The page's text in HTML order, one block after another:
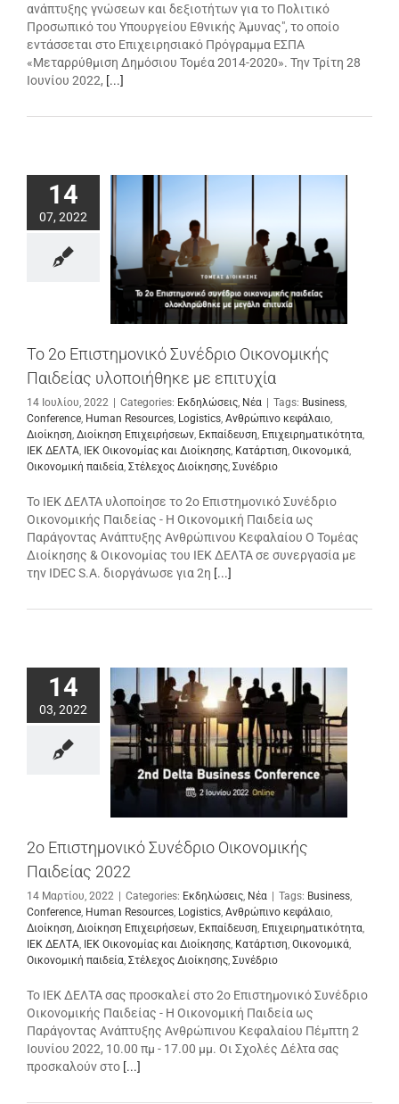
ανάπτυξης γνώσεων και δεξιοτήτων για το Πολιτικό
Προσωπικό του Υπουργείου Εθνικής Άμυνας", το οποίο
εντάσσεται στο Επιχειρησιακό Πρόγραμμα ΕΣΠΑ
«Μεταρρύθμιση Δημόσιου Τομέα 2014-2020». Την Τρίτη 28
Ιουνίου 2022, [...]
14
07, 2022
Το 2ο Επιστημονικό Συνέδριο Οικονομικής
Παιδείας υλοποιήθηκε με επιτυχία
14 Ιουλίου, 2022 Categories: Εκδηλώσεις, Νέα Tags: Business,
Conference, Human Resources, Logistics, Ανθρώπινο κεφάλαιο,
Διοίκηση, Διοίκηση Επιχειρήσεων, Εκπαίδευση, Επιχειρηματικότητα,
ΙΕΚ ΔΕΛΤΑ, ΙΕΚ Οικονομίας και Διοίκησης, Κατάρτιση, Οικονομικά,
Οικονομική παιδεία, Στέλεχος Διοίκησης, Συνέδριο
Το ΙΕΚ ΔΕΛΤΑ υλοποίησε το 2ο Επιστημονικό Συνέδριο
Οικονομικής Παιδείας - Η Οικονομική Παιδεία ως
Παράγοντας Ανάπτυξης Ανθρώπινου Κεφαλαίου O Τομέας
Διοίκησης & Οικονομίας του IEK ΔΕΛΤΑ σε συνεργασία με
την IDEC S.A. διοργάνωσε για 2η [...]
14
03, 2022
2ο Επιστημονικό Συνέδριο Οικονομικής
Παιδείας 2022
14 Μαρτίου, 2022 Categories: Εκδηλώσεις, Νέα Tags: Business,
Conference, Human Resources, Logistics, Ανθρώπινο κεφάλαιο,
Διοίκηση, Διοίκηση Επιχειρήσεων, Εκπαίδευση, Επιχειρηματικότητα,
ΙΕΚ ΔΕΛΤΑ, ΙΕΚ Οικονομίας και Διοίκησης, Κατάρτιση, Οικονομικά,
Οικονομική παιδεία, Στέλεχος Διοίκησης, Συνέδριο
Το ΙΕΚ ΔΕΛΤΑ σας προσκαλεί στο 2ο Επιστημονικό Συνέδριο
Οικονομικής Παιδείας - Η Οικονομική Παιδεία ως
Παράγοντας Ανάπτυξης Ανθρώπινου Κεφαλαίου Πέμπτη 2
Ιουνίου 2022, 10.00 πμ - 17.00 μμ. Οι Σχολές Δέλτα σας
προσκαλούν στο [...]